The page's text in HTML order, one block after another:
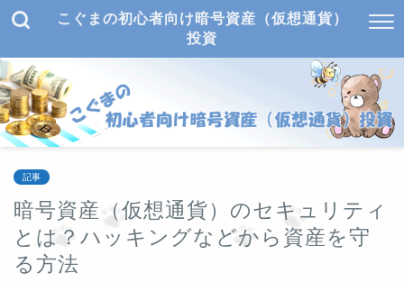
こぐまの初心者向け暗号資産（仮想通貨）
投資
記事
暗号資産（仮想通貨）のセキュリティ
とは？ハッキングなどから資産を守
る方法